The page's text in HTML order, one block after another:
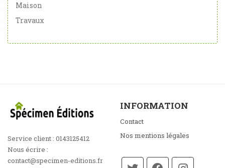
Maison
Travaux
Service client : 0143125412
Nous écrire :
contact@specimen-editions.fr
INFORMATION
Contact
Nos mentions légales